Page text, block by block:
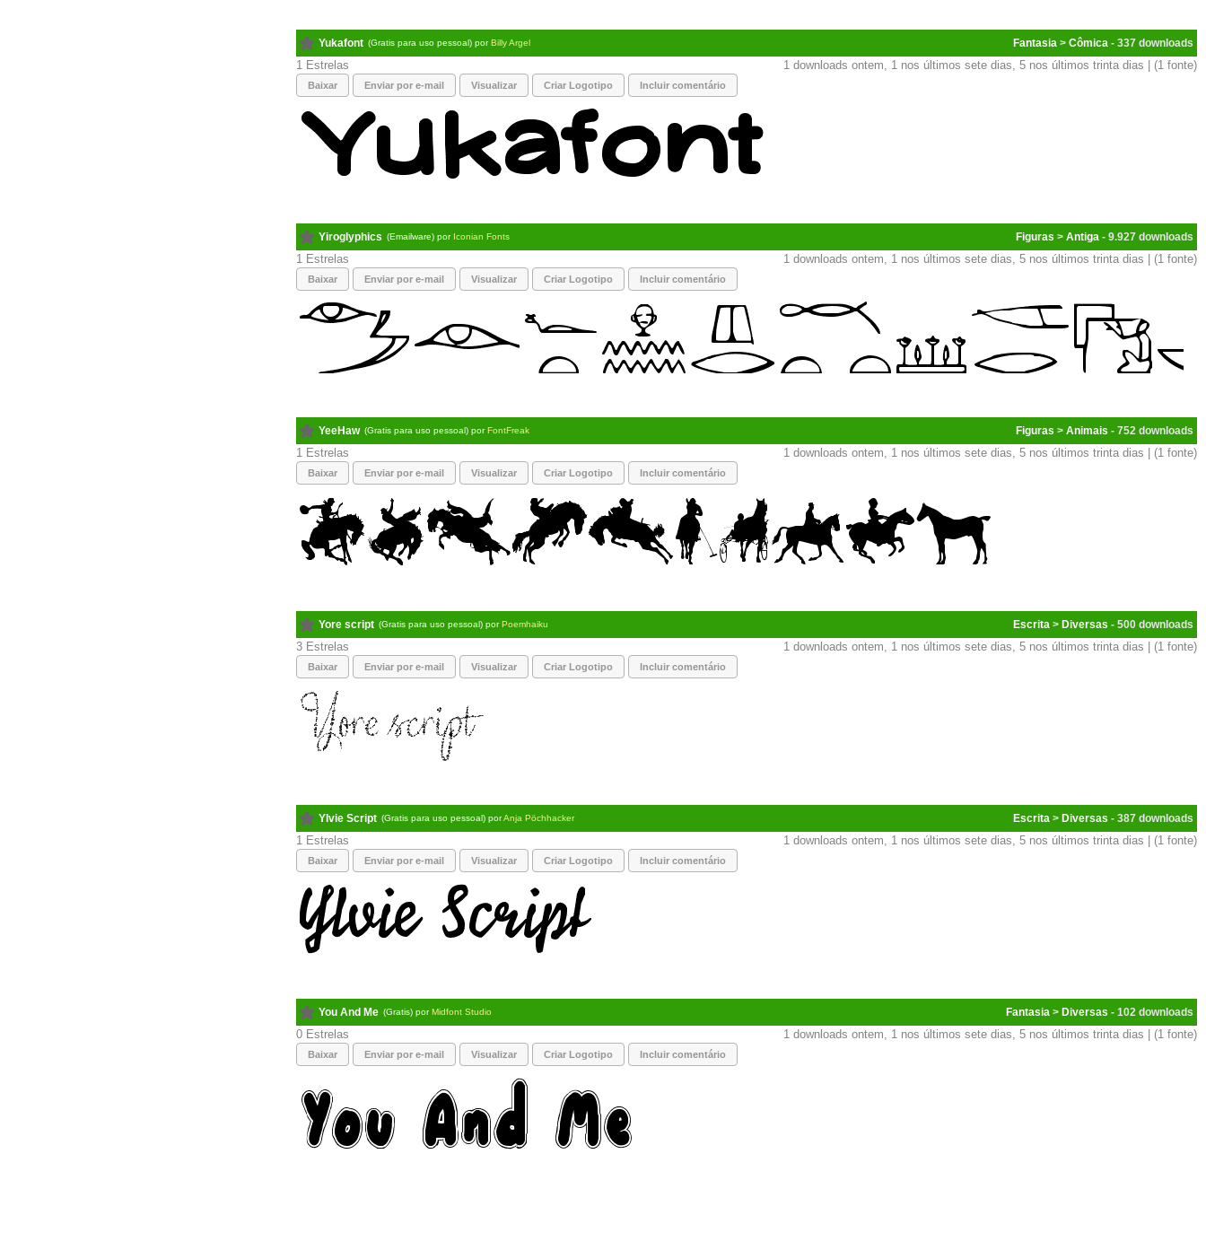
Yukafont (Gratis para uso pessoal) porBilly Argel Fantasia > Cômica - 337
1 1 downloads ontem, 1 nos últimos sete dias, 5 nos últimos trinta dias | (1 fonte)
Baixar Enviar por e-mail Visualizar Criar Logotipo Incluir comentário
Yiroglyphics (Emailware) por Iconian Fonts Figuras > Antiga - 9.927
1 1 downloads ontem, 1 nos últimos sete dias, 5 nos últimos trinta dias | (1 fonte)
Baixar Enviar por e-mail Visualizar Criar Logotipo Incluir comentário
YeeHaw (Gratis para uso pessoal) porFontFreak Figuras > Animais - 752
1 1 downloads ontem, 1 nos últimos sete dias, 5 nos últimos trinta dias | (1 fonte)
Baixar Enviar por e-mail Visualizar Criar Logotipo Incluir comentário
Yore script (Gratis para uso pessoal) porPoemhaiku Escrita > Diversas - 500
3 1 downloads ontem, 1 nos últimos sete dias, 5 nos últimos trinta dias | (1 fonte)
Baixar Enviar por e-mail Visualizar Criar Logotipo Incluir comentário
Ylvie Script (Gratis para uso pessoal) porAnja Pöchhacker Escrita > Diversas - 387
1 1 downloads ontem, 1 nos últimos sete dias, 5 nos últimos trinta dias | (1 fonte)
Baixar Enviar por e-mail Visualizar Criar Logotipo Incluir comentário
You And Me (Gratis) porMidfont Studio Fantasia > Diversas - 102
0 1 downloads ontem, 1 nos últimos sete dias, 5 nos últimos trinta dias | (1 fonte)
Baixar Enviar por e-mail Visualizar Criar Logotipo Incluir comentário